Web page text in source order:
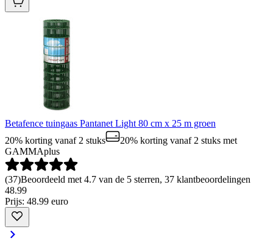
Betafence tuingaas Pantanet Light 80 cm x 25 m groen
20% korting vanaf 2 stuks
20% korting vanaf 2 stuks met
GAMMAplus
(37)Beoordeeld met 4.7 van de 5 sterren, 37 klantbeoordelingen
48.99
Prijs: 48.99 euro